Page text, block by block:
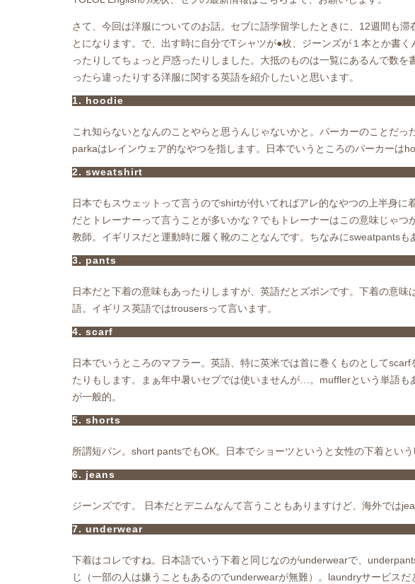
さて、今回は洋服についてのお話。セブに語学留学したときに、12週間も
とになります。で、出す時に自分でTシャツが●枚、ジーンズが１本とか書
ったりしてちょっと戸惑ったりしました。大抵のものは一覧にあるんで数
ったら違ったりする洋服に関する英語を紹介したいと思います。
1. hoodie
これ知らないとなんのことやらと思うんじゃないかと。パーカーのことだっ
parkaはレインウェア的なやつを指します。日本でいうところのパーカーは
2. sweatshirt
日本でもスウェットって言うのでshirtが付いてればアレ的なやつの上半身
だとトレーナーって言うことが多いかな？でもトレーナーはこの意味じゃ
教師。イギリスだと運動時に履く靴のことなんです。ちなみにsweatpantsも
3. pants
日本だと下着の意味もあったりしますが、英語だとズボンです。下着の意
語。イギリス英語ではtrousersって言います。
4. scarf
日本でいうところのマフラー。英語、特に英米では首に巻くものとして
たりもします。まぁ年中暑いセブでは使いませんが…。mufflerという単語
が一般的。
5. shorts
所謂短パン。short pantsでもOK。日本でショーツというと女性の下着とい
6. jeans
ジーンズです。 日本だとデニムなんて言うこともありますけど、海外では
7. underwear
下着はコレですね。日本語でいう下着と同じなのがunderwearで、
じ（一部の人は嫌うこともあるのでunderwearが無難）。laundryサービス